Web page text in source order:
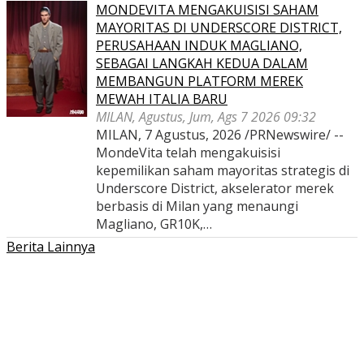
MONDEVITA MENGAKUISISI SAHAM
MAYORITAS DI UNDERSCORE DISTRICT,
PERUSAHAAN INDUK MAGLIANO,
SEBAGAI LANGKAH KEDUA DALAM
MEMBANGUN PLATFORM MEREK
MEWAH ITALIA BARU
MILAN, Agustus, Jum, Ags 7 2026 09:32
MILAN, 7 Agustus, 2026 /PRNewswire/ --
MondeVita telah mengakuisisi
kepemilikan saham mayoritas strategis di
Underscore District, akselerator merek
berbasis di Milan yang menaungi
Magliano, GR10K,…
Berita Lainnya